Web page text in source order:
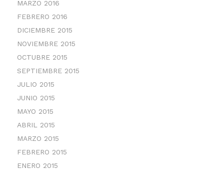
MARZO 2016
FEBRERO 2016
DICIEMBRE 2015
NOVIEMBRE 2015
OCTUBRE 2015
SEPTIEMBRE 2015
JULIO 2015
JUNIO 2015
MAYO 2015
ABRIL 2015
MARZO 2015
FEBRERO 2015
ENERO 2015